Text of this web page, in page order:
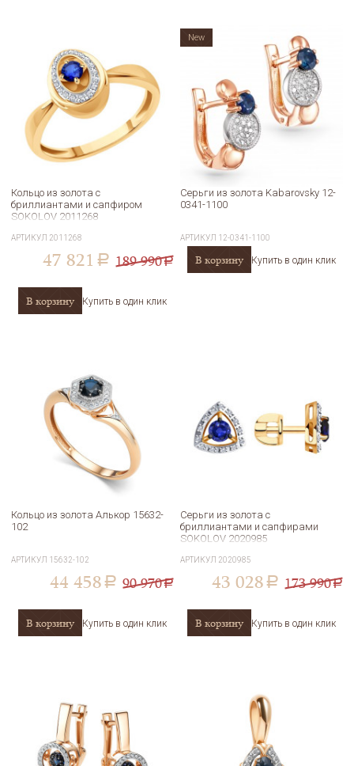
Кольцо из золота с
бриллиантами и сапфиром
SOKOLOV 2011268
АРТИКУЛ 2011268
47 821 a 189 990a
В корзину Купить в один клик
Серьги из золота Kabarovsky 12-
0341-1100
АРТИКУЛ 12-0341-1100
В корзину Купить в один клик
New
Кольцо из золота Алькор 15632-
102
АРТИКУЛ 15632-102
44 458 a 90 970a
В корзину Купить в один клик
Серьги из золота с
бриллиантами и сапфирами
SOKOLOV 2020985
АРТИКУЛ 2020985
43 028 a 173 990a
В корзину Купить в один клик